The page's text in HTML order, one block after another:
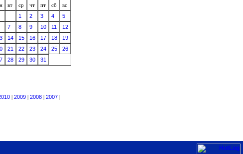
вт ср чт пт сб
вс
1
2 3 4
5
7 8 9 10 11
12
14 15 16 17 18
19
21 22 23 24 25
26
28 29 30 31
2009 2008 2007